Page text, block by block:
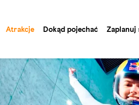
Atrakcje Dokąd pojechać Zaplanuj